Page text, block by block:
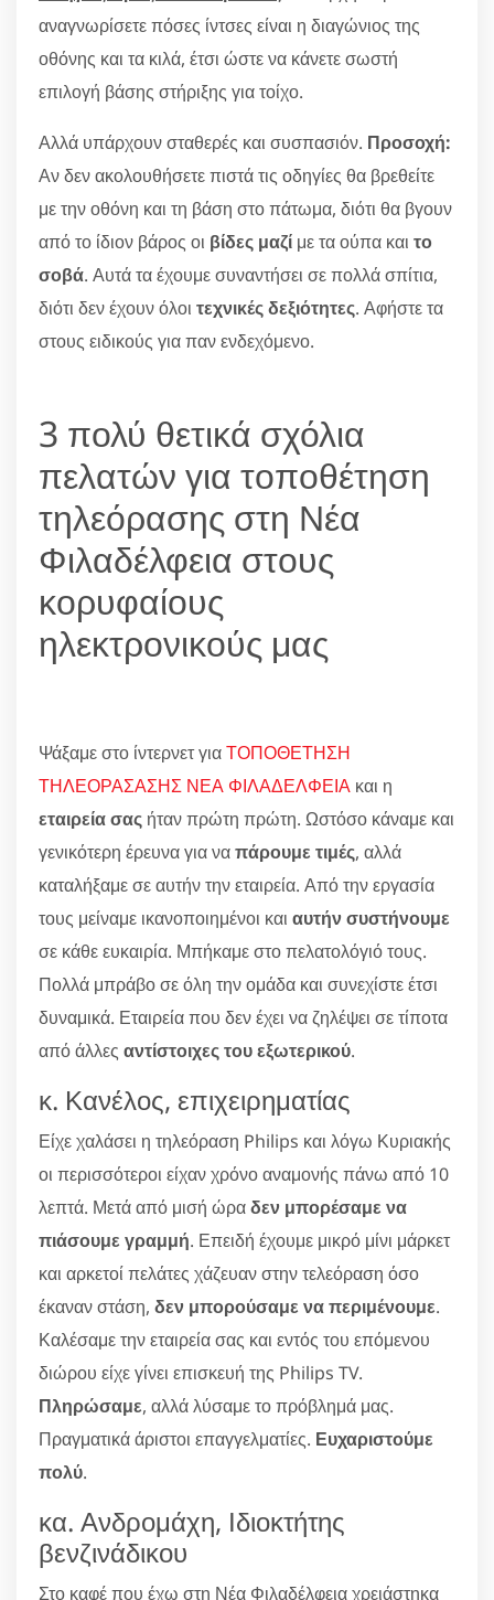
αναγνωρίσετε πόσες ίντσες είναι η διαγώνιος της
οθόνης και τα κιλά, έτσι ώστε να κάνετε σωστή
επιλογή βάσης στήριξης για τοίχο.
Αλλά υπάρχουν σταθερές και συσπασιόν. Προσοχή:
Αν δεν ακολουθήσετε πιστά τις οδηγίες θα βρεθείτε
με την οθόνη και τη βάση στο πάτωμα, διότι θα βγουν
από το ίδιον βάρος οι βίδες μαζί με τα ούπα και το
σοβά. Αυτά τα έχουμε συναντήσει σε πολλά σπίτια,
διότι δεν έχουν όλοι τεχνικές δεξιότητες. Αφήστε τα
στους ειδικούς για παν ενδεχόμενο.
3 πολύ θετικά σχόλια
πελατών για τοποθέτηση
τηλεόρασης στη Νέα
Φιλαδέλφεια στους
κορυφαίους
ηλεκτρονικούς μας
Ψάξαμε στο ίντερνετ γιαΤΟΠΟΘΕΤΗΣΗ
ΤΗΛΕΟΡΑΣΑΣΗΣ ΝΕΑ ΦΙΛΑΔΕΛΦΕΙΑ και η
εταιρεία σας ήταν πρώτη πρώτη. Ωστόσο κάναμε και
γενικότερη έρευνα για ναπάρουμε τιμές, αλλά
καταλήξαμε σε αυτήν την εταιρεία. Από την εργασία
τους μείναμε ικανοποιημένοι και αυτήν συστήνουμε
σε κάθε ευκαιρία. Μπήκαμε στο πελατολόγιό τους.
Πολλά μπράβο σε όλη την ομάδα και συνεχίστε έτσι
δυναμικά. Εταιρεία που δεν έχει να ζηλέψει σε τίποτα
από άλλες αντίστοιχες του εξωτερικού.
κ. Κανέλος, επιχειρηματίας
Είχε χαλάσει η τηλεόραση Philips και λόγω Κυριακής
οι περισσότεροι είχαν χρόνο αναμονής πάνω από 10
λεπτά. Μετά από μισή ώραδεν μπορέσαμε να
πιάσουμε γραμμή. Επειδή έχουμε μικρό μίνι μάρκετ
και αρκετοί πελάτες χάζευαν στην τελεόραση όσο
έκαναν στάση, δεν μπορούσαμε να περιμένουμε.
Καλέσαμε την εταιρεία σας και εντός του επόμενου
διώρου είχε γίνει επισκευή της Philips TV.
Πληρώσαμε, αλλά λύσαμε το πρόβλημά μας.
Πραγματικά άριστοι επαγγελματίες. Ευχαριστούμε
πολύ.
κα. Ανδρομάχη, Ιδιοκτήτης
βενζινάδικου
Στο καφέ που έχω στη Νέα Φιλαδέλφεια χρειάστηκα